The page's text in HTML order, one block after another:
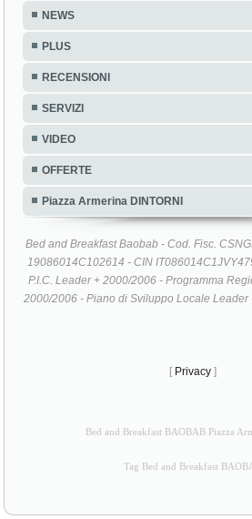
NEWS
PLUS
RECENSIONI
SERVIZI
VIDEO
OFFERTE
Piazza Armerina DINTORNI
Bed and Breakfast Baobab - Cod. Fisc.
19086014C102614 - CIN
P.I.C. Leader + 2000/2006 - Programma
2000/2006 - Piano di Sviluppo Locale Leader
[ Privacy ]
Bed and Breakfast BAOBAB Piazza
Tag Bed and Breakfast